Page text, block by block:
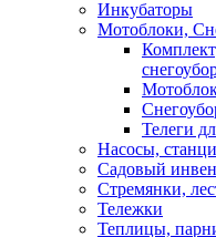
Инкубаторы
Мотоблоки,
Телеги
Насосы,
Садовый
Стремянки,
Тележки
Теплицы,